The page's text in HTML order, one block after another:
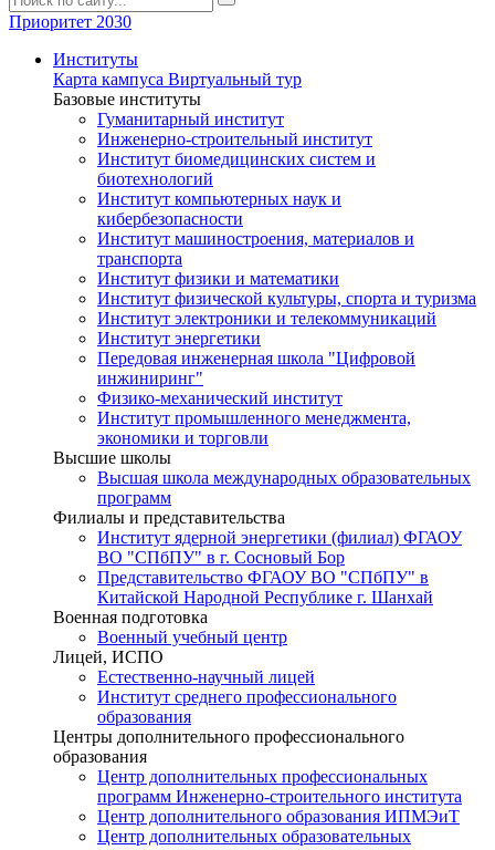
Приоритет 2030
Институты
Карта кампуса Виртуальный тур
Базовые институты
Гуманитарный институт
Инженерно-строительный институт
Институт биомедицинских систем и
биотехнологий
Институт компьютерных наук и
кибербезопасности
Институт машиностроения, материалов и
транспорта
Институт физики и математики
Институт физической культуры, спорта и туризма
Институт электроники и телекоммуникаций
Институт энергетики
Передовая инженерная школа "Цифровой
инжиниринг"
Физико-механический институт
Институт промышленного менеджмента,
экономики и торговли
Высшие школы
Высшая школа международных образовательных
программ
Филиалы и представительства
Институт ядерной энергетики (филиал) ФГАОУ
ВО "СПбПУ" в г. Сосновый Бор
Представительство ФГАОУ ВО "СПбПУ" в
Китайской Народной Республике г. Шанхай
Военная подготовка
Военный учебный центр
Лицей, ИСПО
Естественно-научный лицей
Институт среднего профессионального
образования
Центры дополнительного профессионального
образования
Центр дополнительных профессиональных
программ Инженерно-строительного института
Центр дополнительного образования ИПМЭиТ
Центр дополнительных образовательных